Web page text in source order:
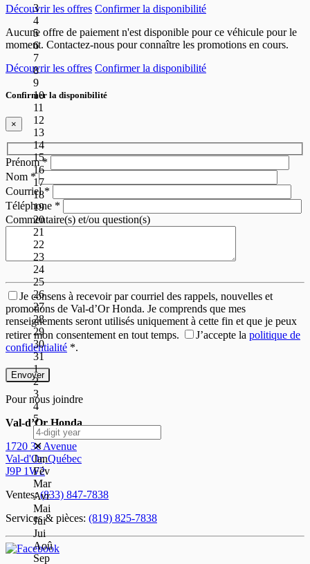
3
4
5
6
7
8
9
10
11
12
13
14
15
16
17
18
19
20
21
22
23
24
25
26
27
28
29
30
31
1
2
3
4
5
✕
Jan
Fév
Mar
Avr
Mai
Jui
Jui
Aoû
Sep
Découvrir les offres Confirmer la disponibilité
Aucune offre de paiement n'est disponible pour ce véhicule pour le
moment. Contactez-nous pour connaître les promotions en cours.
Découvrir les offres Confirmer la disponibilité
Confirmer la disponibilité
×
Prénom*
Nom *
Courriel*
Téléphone *
Commentaire(s) et/ou question(s)
Je consens à recevoir par courriel des rappels, nouvelles et
promotions de Val-d’Or Honda. Je comprends que mes
renseignements seront utilisés uniquement à cette fin et que je peux
retirer mon consentement en tout temps.
J’accepte la politique de
confidentialité *.
Pour nous joindre
Val-d’Or Honda
1720 3e Avenue
Val-d'Or,Québec
J9P 1W2
Ventes:(833) 847-7838
Services & pièces: (819) 825-7838